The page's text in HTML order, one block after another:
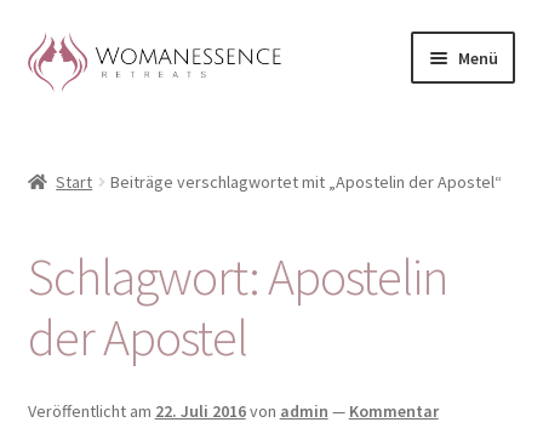
Zur
Navigation
Zum
Inhalt
Menü
Blog
Shop / Retreats im Allgäu
CLAUDIA TAVERNA
Start Beiträge verschlagwortet mit „Apostelin der Apostel“
Schlagwort:Apostelin
der Apostel
Veröffentlicht am 22. Juli 2016von admin — Kommentar